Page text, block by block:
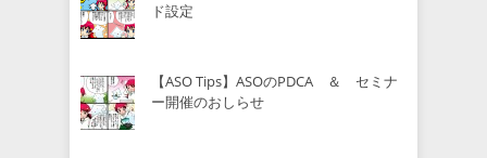
ド設定
【ASO Tips】ASOのPDCA ＆ セミナ
ー開催のおしらせ